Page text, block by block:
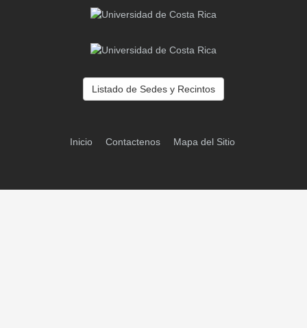
Listado de Sedes y Recintos
Inicio Contactenos Mapa del Sitio